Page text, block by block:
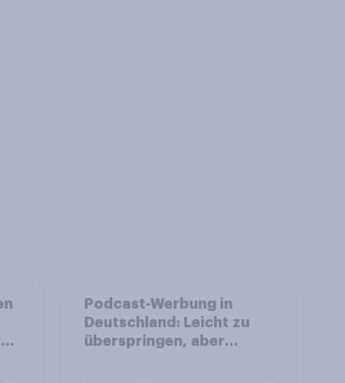
Podcast-Werbung in
Deutschland: Leicht zu
überspringen, aber